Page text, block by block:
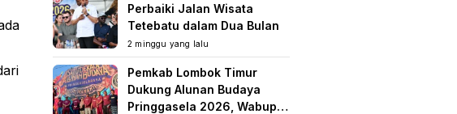
Perbaiki Jalan Wisata
Tetebatu dalam Dua Bulan
2 minggu yang lalu
Pemkab Lombok Timur
Dukung Alunan Budaya
Pringgasela 2026, Wabup: